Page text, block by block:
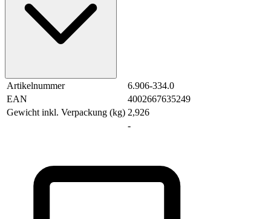
Artikelnummer
6.906-334.0
EAN
4002667635249
Gewicht inkl. Verpackung (kg) 2,926
-